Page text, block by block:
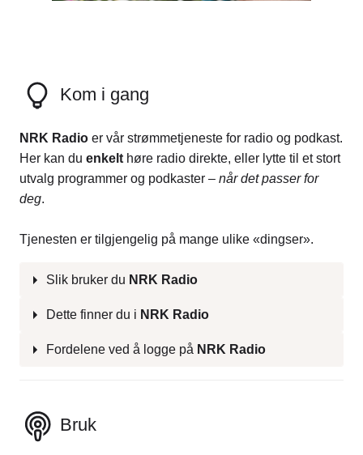
Kom i gang
NRK Radio er vår strømmetjeneste for radio og podkast.
Her kan du enkelt høre radio direkte, eller lytte til et stort
utvalg programmer og podkaster – når det passer for
deg.
Tjenesten er tilgjengelig på mange ulike «dingser».
Slik bruker du NRK Radio
Dette finner du i NRK Radio
Fordelene ved å logge på NRK Radio
Bruk